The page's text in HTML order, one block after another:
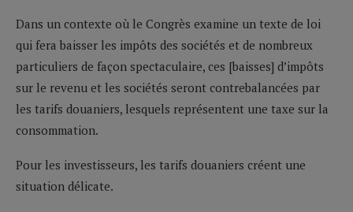
Dans un contexte où le Congrès examine un texte de loi
qui fera baisser les impôts des sociétés et de nombreux
particuliers de façon spectaculaire, ces [baisses] d’impôts
sur le revenu et les sociétés seront contrebalancées par
les tarifs douaniers, lesquels représentent une taxe sur la
consommation.
Pour les investisseurs, les tarifs douaniers créent une
situation délicate.